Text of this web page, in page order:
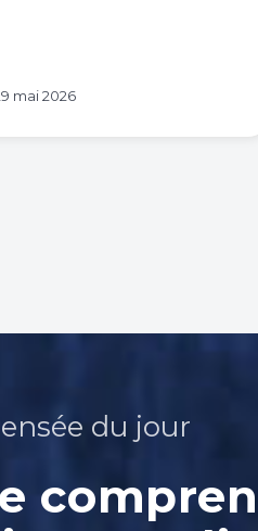
mai 2026
du jour